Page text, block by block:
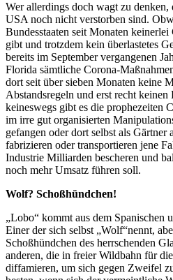
Wer allerdings doch wagt zu
USA noch nicht verstorben sind.
Bundesstaaten seit Monaten
gibt und trotzdem kein überlastetes
bereits im September vergangenen
Florida sämtliche Corona-
dort seit über sieben Monaten keine
Abstandsregeln und erst recht
keineswegs gibt es die prophezeiten
im irre gut organisierten
gefangen oder dort selbst als Gärtner
fabrizieren oder transportieren jene
Industrie Milliarden bescheren und
noch mehr Umsatz führen soll.
Wolf? Schoßhündchen!
„Lobo“ kommt aus dem Spanischen
Einer der sich selbst „Wolf“nennt,
Schoßhündchen des herrschenden
anderen, die in freier Wildbahn für
diffamieren, um sich gegen Zweifel